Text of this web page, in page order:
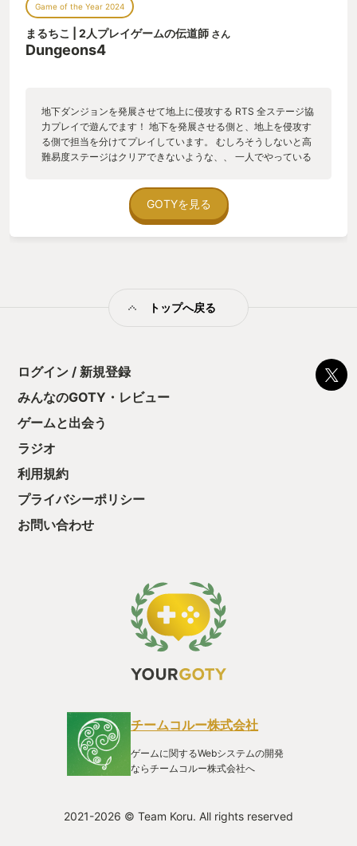
Game of the Year 2024
まるちこ | 2人プレイゲームの伝道師 さん
Dungeons4
地下ダンジョンを発展させて地上に侵攻する RTS 全ステージ協
力プレイで遊んでます！ 地下を発展させる側と、地上を侵攻す
る側で担当を分けてプレイしています。 むしろそうしないと高
難易度ステージはクリアできないような、、 一人でやっている
と遊んでいる作品 - 日本語訳がパロディもりもり、逆に英語が
どんな感じなのか気になる - 良く見るとそうでもないんだけど
遠目に見ると可愛いキャラクターたちの働きを眺められる - 同
GOTYを見る
トップへ戻る
ログイン / 新規登録
みんなのGOTY・レビュー
ゲームと出会う
ラジオ
利用規約
プライバシーポリシー
お問い合わせ
チームコルー株式会社
ゲームに関するWebシステムの開発
ならチームコルー株式会社へ
2021-2026 © Team Koru. All rights reserved